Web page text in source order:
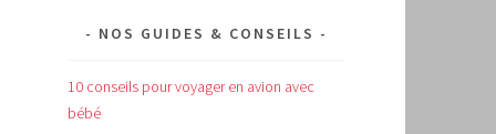
NOS GUIDES & CONSEILS
10 conseils pour voyager en avion avec
bébé